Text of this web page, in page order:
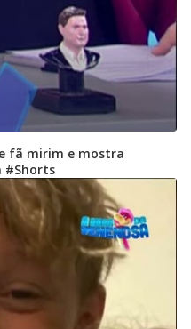
fã mirim e mostra
#Shorts